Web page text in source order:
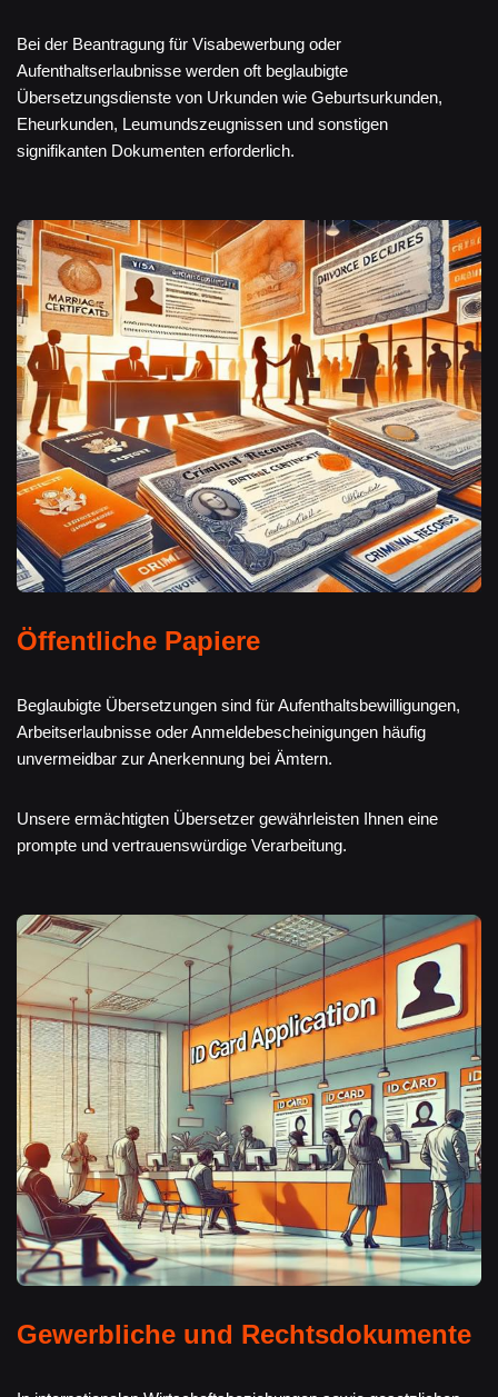
Bei der Beantragung für Visabewerbung oder
Aufenthaltserlaubnisse werden oft beglaubigte
Übersetzungsdienste von Urkunden wie Geburtsurkunden,
Eheurkunden, Leumundszeugnissen und sonstigen
signifikanten Dokumenten erforderlich.
Öffentliche Papiere
Beglaubigte Übersetzungen sind für Aufenthaltsbewilligungen,
Arbeitserlaubnisse oder Anmeldebescheinigungen häufig
unvermeidbar zur Anerkennung bei Ämtern.
Unsere ermächtigten Übersetzer gewährleisten Ihnen eine
prompte und vertrauenswürdige Verarbeitung.
Gewerbliche und Rechtsdokumente